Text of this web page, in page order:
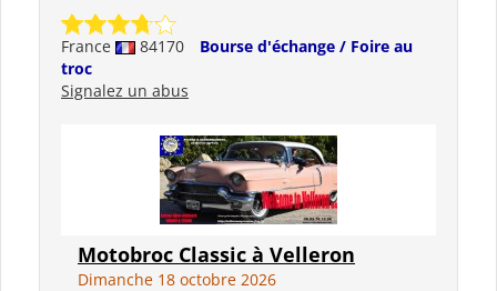
France 84170
Bourse d'échange / Foire au
troc
Signalez un abus
Motobroc Classic à Velleron
Dimanche 18 octobre 2026